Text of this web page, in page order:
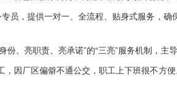
，提供一对一、全流程、贴身式服务，确
、亮职责、亮承诺”的“三亮”服务机制，主
因厂区偏僻不通公交，职工上下班很不方